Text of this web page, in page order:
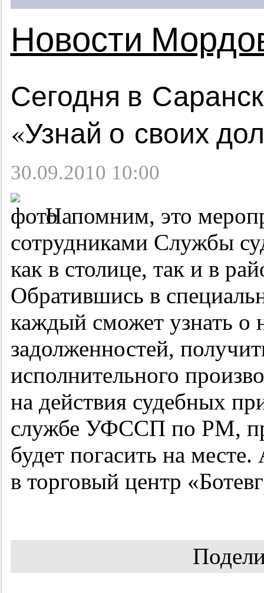
Новости
Сегодня в
«Узнай о своих
30.09.2010 10:00
Напомним, это
сотрудниками Службы
как в столице, так и в
Обратившись в
каждый сможет узнать о
задолженностей,
исполнительного
на действия судебных
службе УФССП по РМ,
будет погасить на
в торговый центр